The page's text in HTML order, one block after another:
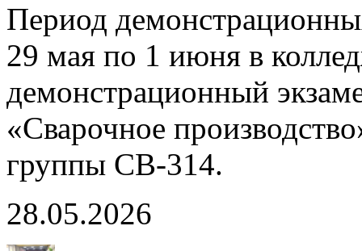
Период
29 мая по 1 июня в
демонстрационный
«Сварочное
группы СВ-314.
28.05.2026